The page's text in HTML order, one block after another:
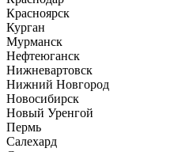
Красноярск
Курган
Мурманск
Нефтеюганск
Нижневартовск
Нижний Новгород
Новосибирск
Новый Уренгой
Пермь
Салехард